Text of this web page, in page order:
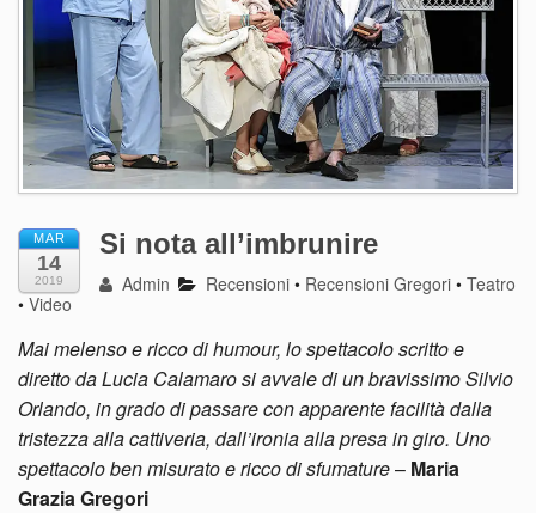
MAR
14
2019
Si nota all’imbrunire
Admin Recensioni • Recensioni Gregori •Teatro
• Video
Mai melenso e ricco di humour, lo spettacolo scritto e
diretto da Lucia Calamaro si avvale di un bravissimo Silvio
Orlando, in grado di passare con apparente facilità dalla
tristezza alla cattiveria, dall’ironia alla presa in giro. Uno
spettacolo ben misurato e ricco di sfumature– Maria
Grazia Gregori